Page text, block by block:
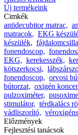
Új termékeink
Cimkék
antidecubitor matrac,
matracok, EKG
készülék,
fonendoscop,
EKG, kerekesszék,
kötszerkocsi,
fonendoscop, orvosi
bútorzat, oxigén
pulzoximéter,
stimulátor, térdkalács
vádliszorító,
Előzmények
Fejlesztési tanácsok